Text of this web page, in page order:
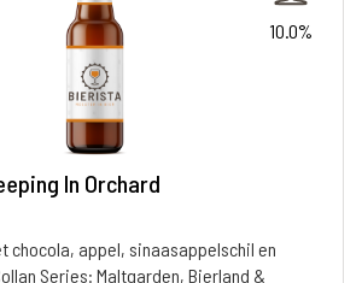
10.0%
In Orchard
chocola, appel, sinaasappelschil en
Series: Maltgarden, Bierland &